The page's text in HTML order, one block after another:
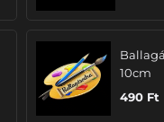
10cm
490 Ft